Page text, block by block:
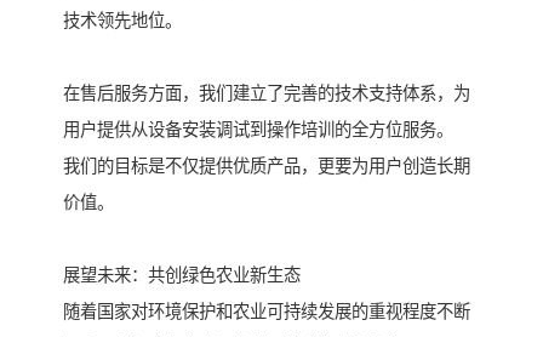
技术领先地位。
在售后服务方面，我们建立了完善的技术支持体系，为
用户提供从设备安装调试到操作培训的全方位服务。
我们的目标是不仅提供优质产品，更要为用户创造长期
价值。
展望未来：共创绿色农业新生态
随着国家对环境保护和农业可持续发展的重视程度不断